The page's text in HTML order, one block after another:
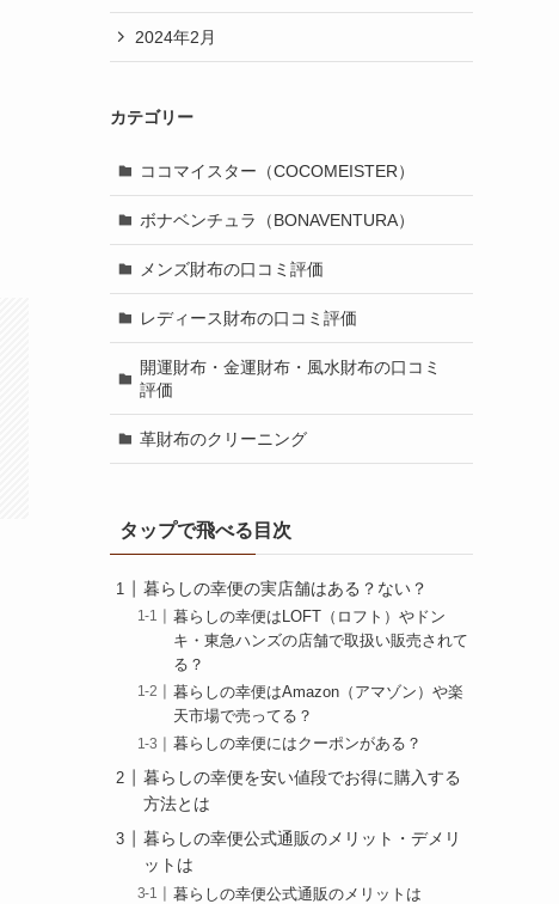
2024年2月
カテゴリー
ココマイスター（COCOMEISTER）
ボナベンチュラ（BONAVENTURA）
メンズ財布の口コミ評価
レディース財布の口コミ評価
開運財布・金運財布・風水財布の口コミ
評価
革財布のクリーニング
タップで飛べる目次
暮らしの幸便の実店舗はある？ない？
暮らしの幸便はLOFT（ロフト）やドン
キ・東急ハンズの店舗で取扱い販売されて
る？
暮らしの幸便はAmazon（アマゾン）や楽
天市場で売ってる？
暮らしの幸便にはクーポンがある？
暮らしの幸便を安い値段でお得に購入する
方法とは
暮らしの幸便公式通販のメリット・デメリ
ットは
暮らしの幸便公式通販のメリットは